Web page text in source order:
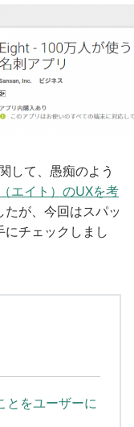
して、愚痴のよう
エイト）のUXを考
たが、今回はスパッ
にチェックしまし
とをユーザーに